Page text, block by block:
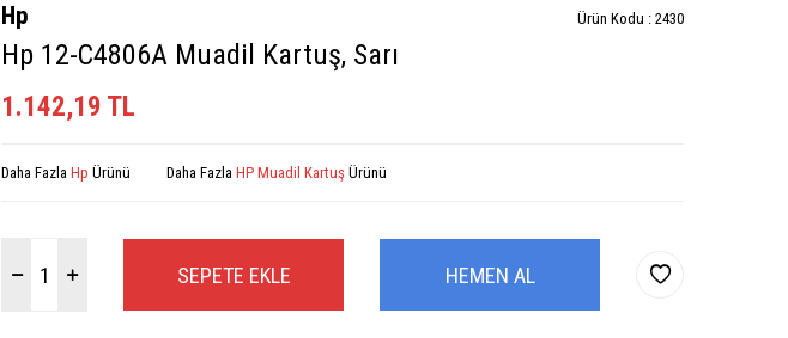
Hp Ürün Kodu : 2430
Hp 12-C4806A Muadil Kartuş, Sarı
1.142,19 TL
Daha Fazla Hp Ürünü Daha Fazla HP Muadil Kartuş Ürünü
SEPETE EKLE HEMEN AL